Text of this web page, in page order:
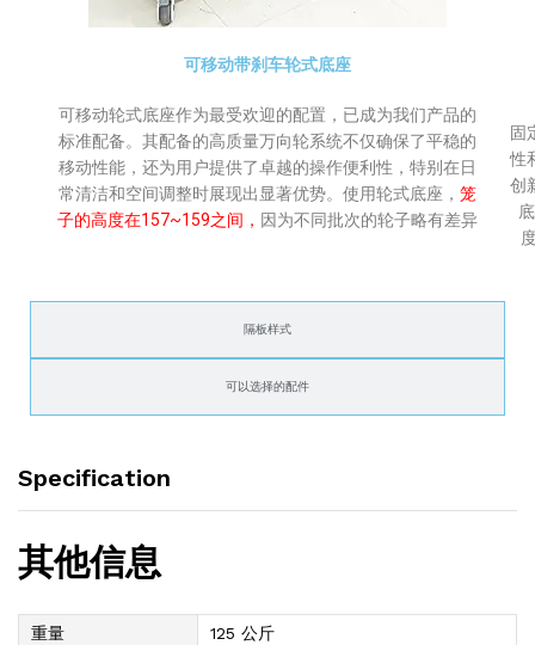
隔板样式
可以选择的配件
可移动带刹车轮式底座
可移动轮式底座作为最受欢迎的配置，已成为我们产品的
标准配备。其配备的高质量万向轮系统不仅确保了平稳的
移动性能，还为用户提供了卓越的操作便利性，特别在日
常清洁和空间调整时展现出显著优势。使用轮式底座， 笼
子的高度在157~159之间， 因为不同批次的轮子略有差异
固
性
创
Specification
其他信息
重量
125 公斤